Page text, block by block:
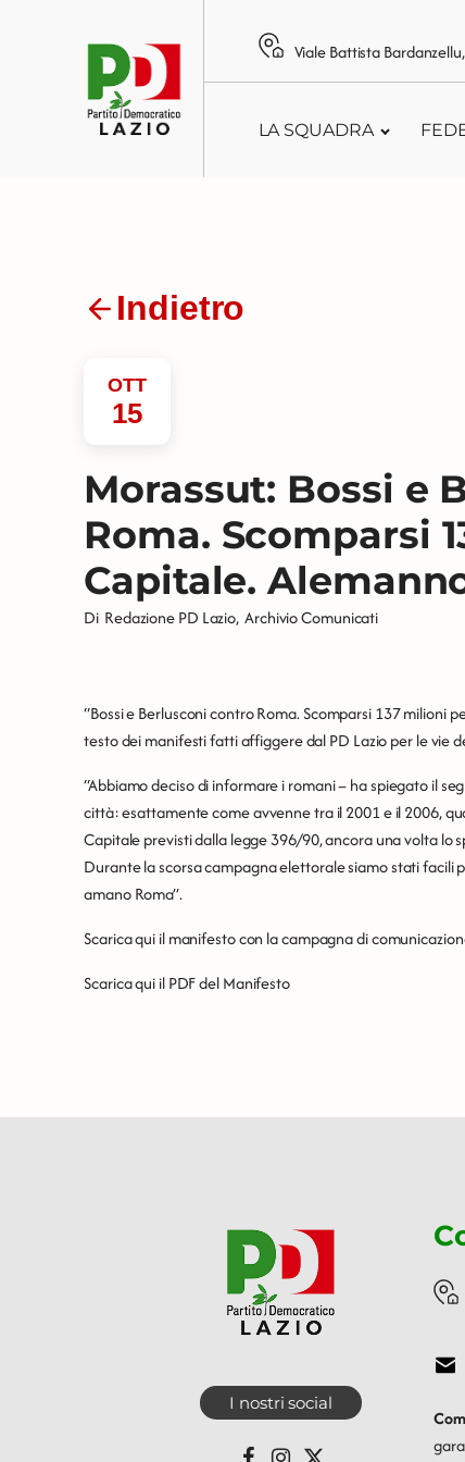
Viale Battista
LA SQUADRA
Indietro
OTT
15
Morassut: Bossi e
Roma. Scomparsi
Capitale.
Di Redazione PD Lazio, Archivio Comunicati
“Bossi e Berlusconi contro Roma. Scomparsi 137 milioni
testo dei manifesti fatti affiggere dal PD Lazio per le vie
“Abbiamo deciso di informare i romani – ha spiegato il
città: esattamente come avvenne tra il 2001 e il 2006,
Capitale previsti dalla legge 396/90, ancora una volta lo
Durante la scorsa campagna elettorale siamo stati facili
amano Roma”.
Scarica qui il manifesto con la campagna di
Scarica qui il PDF del Manifesto
I nostri social